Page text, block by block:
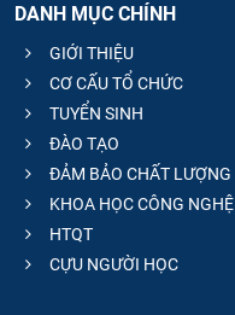
DANH MỤC CHÍNH
GIỚI THIỆU
CƠ CẤU TỔ CHỨC
TUYỂN SINH
ĐÀO TẠO
ĐẢM BẢO CHẤT LƯỢNG
KHOA HỌC CÔNG NGHỆ
HTQT
CỰU NGƯỜI HỌC